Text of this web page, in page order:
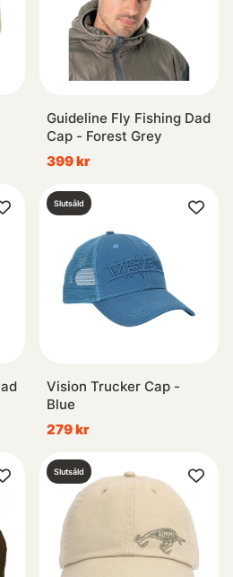
Guideline Fly Fishing Dad
Cap - Forest Grey
399 kr
Slutsåld
Vision Trucker Cap -
Blue
279 kr
Slutsåld